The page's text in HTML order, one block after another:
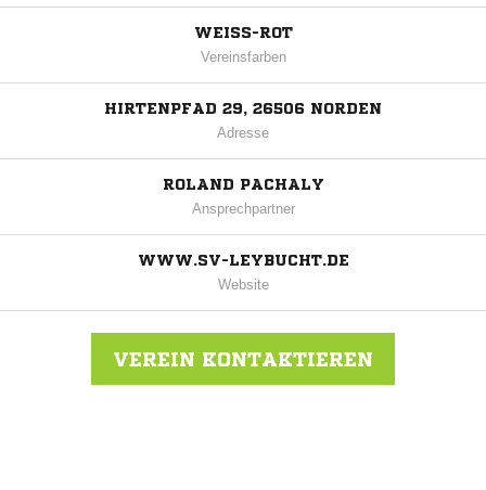
WEISS-ROT
Vereinsfarben
HIRTENPFAD 29, 26506 NORDEN
Adresse
ROLAND PACHALY
Ansprechpartner
WWW.SV-LEYBUCHT.DE
Website
VEREIN KONTAKTIEREN